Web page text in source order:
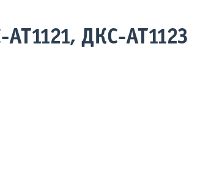
ДКС-АТ1123